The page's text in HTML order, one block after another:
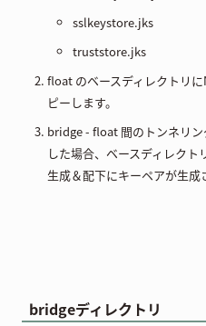
sslkeystore.jks
truststore.jks
float のベースディレクトリ
ピーします。
bridge - float 間のトンネリ
した場合、ベースディレク
生成＆配下にキーペアが生成
bridgeディレクトリ